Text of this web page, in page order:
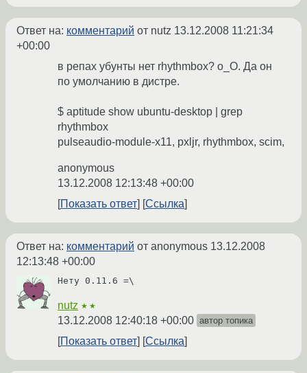
Ответ на: комментарий от nutz 13.12.2008 11:21:34
+00:00
в репах убунты нет rhythmbox? о_О. Да он
по умолчанию в дистре.
$ aptitude show ubuntu-desktop | grep
rhythmbox
pulseaudio-module-x11, pxljr, rhythmbox, scim,
anonymous
13.12.2008 12:13:48 +00:00
Показать ответ
Ссылка
Ответ на: комментарий от anonymous 13.12.2008
12:13:48 +00:00
Нету 0.11.6 =\
nutz ★★
13.12.2008 12:40:18 +00:00 автор топика
Показать ответ Ссылка